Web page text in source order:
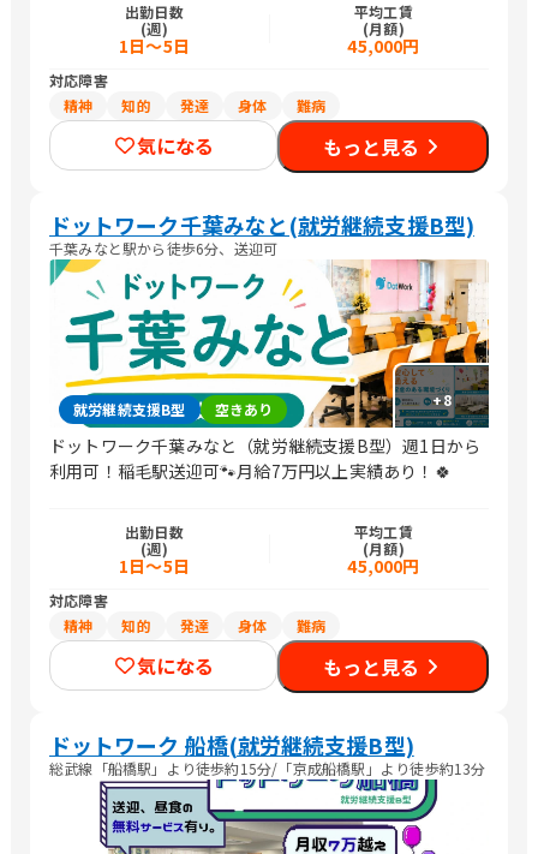
出勤日数
(週)
1日～5日
平均工賃
(月額)
45,000円
対応障害
精神
知的 発達 身体 難病
気になる もっと見る
ドットワーク千葉みなと(就労継続支援B型)
千葉みなと駅から徒歩6分、送迎可
+8
就労継続支援B型 空きあり
ドットワーク千葉みなと（就労継続支援B型）週1日から
利用可！稲毛駅送迎可🐾月給7万円以上実績あり！🍀
出勤日数
(週)
1日～5日
平均工賃
(月額)
45,000円
対応障害
精神
知的 発達 身体 難病
気になる もっと見る
ドットワーク 船橋(就労継続支援B型)
総武線「船橋駅」より徒歩約15分/「京成船橋駅」より徒歩約13分